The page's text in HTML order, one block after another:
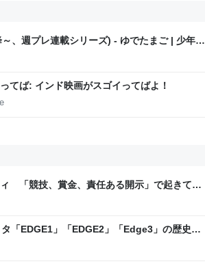
、週プレ連載シリーズ) - ゆでたまご | 少年ジ
てば: インド映画がスゴイってばよ！
「競技、賞金、責任ある開示」で起きてい
「EDGE1」「EDGE2」「Edge3」の歴史に